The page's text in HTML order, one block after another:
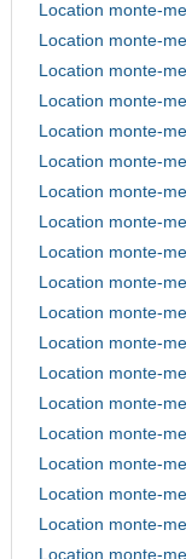
Location monte-
Location monte-
Location monte-
Location monte-
Location monte-
Location monte-
Location monte-
Location monte-
Location monte-
Location monte-
Location monte-
Location monte-
Location monte-
Location monte-
Location monte-
Location monte-
Location monte-
Location monte-
Location monte-